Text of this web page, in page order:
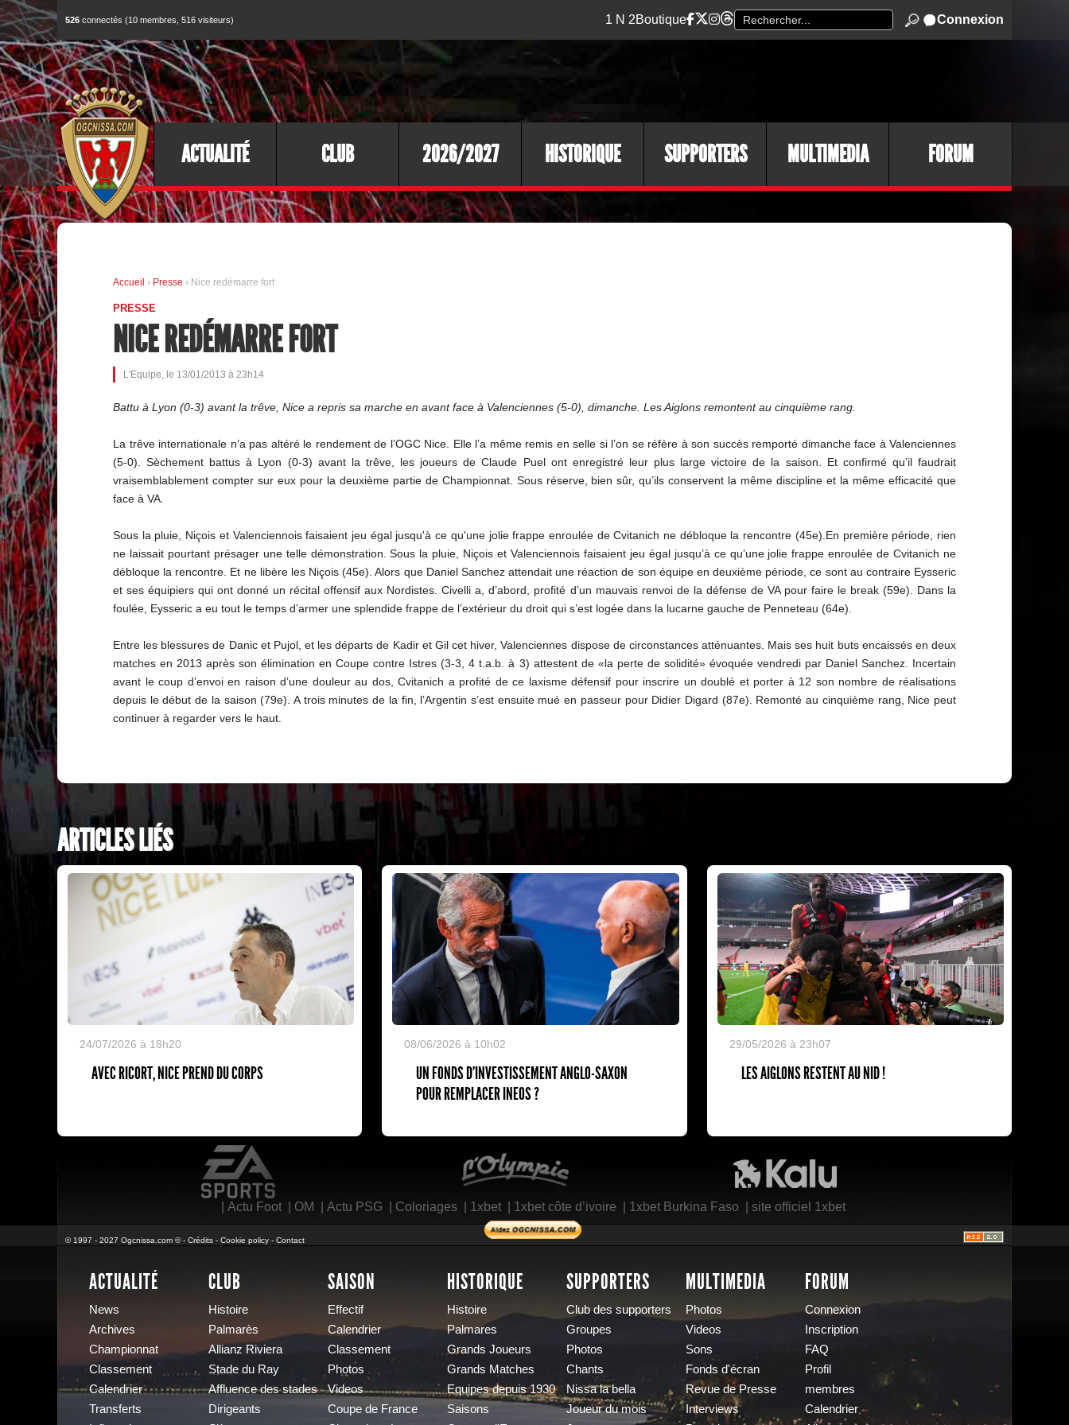
526 connectés (10 membres, 516 visiteurs) 1 N 2Boutique Connexion
ACTUALITÉ CLUB 2026/2027 HISTORIQUE SUPPORTERS MULTIMEDIA FORUM
Accueil › Presse › Nice redémarre fort
PRESSE
NICE REDÉMARRE FORT
L'Equipe, le 13/01/2013 à 23h14
Battu à Lyon (0-3) avant la trêve, Nice a repris sa marche en avant face à Valenciennes (5-0), dimanche. Les Aiglons remontent au cinquième rang.
La trêve internationale n’a pas altéré le rendement de l’OGC Nice. Elle l’a même remis en selle si l’on se réfère à son succès remporté dimanche face à Valenciennes
(5-0). Sèchement battus à Lyon (0-3) avant la trêve, les joueurs de Claude Puel ont enregistré leur plus large victoire de la saison. Et confirmé qu’il faudrait
vraisemblablement compter sur eux pour la deuxième partie de Championnat. Sous réserve, bien sûr, qu’ils conservent la même discipline et la même efficacité que
face à VA.
Sous la pluie, Niçois et Valenciennois faisaient jeu égal jusqu'à ce qu'une jolie frappe enroulée de Cvitanich ne débloque la rencontre (45e).En première période, rien
ne laissait pourtant présager une telle démonstration. Sous la pluie, Niçois et Valenciennois faisaient jeu égal jusqu’à ce qu’une jolie frappe enroulée de Cvitanich ne
débloque la rencontre. Et ne libère les Niçois (45e). Alors que Daniel Sanchez attendait une réaction de son équipe en deuxième période, ce sont au contraire Eysseric
et ses équipiers qui ont donné un récital offensif aux Nordistes. Civelli a, d’abord, profité d’un mauvais renvoi de la défense de VA pour faire le break (59e). Dans la
foulée, Eysseric a eu tout le temps d’armer une splendide frappe de l’extérieur du droit qui s’est logée dans la lucarne gauche de Penneteau (64e).
Entre les blessures de Danic et Pujol, et les départs de Kadir et Gil cet hiver, Valenciennes dispose de circonstances atténuantes. Mais ses huit buts encaissés en deux
matches en 2013 après son élimination en Coupe contre Istres (3-3, 4 t.a.b. à 3) attestent de «la perte de solidité» évoquée vendredi par Daniel Sanchez. Incertain
avant le coup d’envoi en raison d’une douleur au dos, Cvitanich a profité de ce laxisme défensif pour inscrire un doublé et porter à 12 son nombre de réalisations
depuis le début de la saison (79e). A trois minutes de la fin, l’Argentin s’est ensuite mué en passeur pour Didier Digard (87e). Remonté au cinquième rang, Nice peut
continuer à regarder vers le haut.
ARTICLES LIÉS
24/07/2026 à 18h20
AVEC RICORT, NICE PREND DU CORPS
08/06/2026 à 10h02
UN FONDS D'INVESTISSEMENT ANGLO-SAXON
POUR REMPLACER INEOS ?
29/05/2026 à 23h07
LES AIGLONS RESTENT AU NID !
Actu Foot| OM Actu PSG| Coloriages| 1xbet| 1xbet côte d’ivoire 1xbet Burkina Faso site officiel 1xbet
© 1997 - 2027 Ogcnissa.com © - Crédits - Cookie policy - Contact
ACTUALITÉ
News
Archives
Championnat
Classement
Calendrier
Transferts
CLUB
Histoire
Palmarès
Allianz Riviera
Stade du Ray
Affluence des stades
Dirigeants
SAISON
Effectif
Calendrier
Classement
Photos
Videos
Coupe de France
HISTORIQUE
Histoire
Palmares
Grands Joueurs
Grands Matches
Equipes depuis 1930
Saisons
SUPPORTERS
Club des supporters
Groupes
Photos
Chants
Nissa la bella
Joueur du mois
MULTIMEDIA
Photos
Videos
Sons
Fonds d'écran
Revue de Presse
Interviews
FORUM
Connexion
Inscription
FAQ
Profil
membres
Calendrier